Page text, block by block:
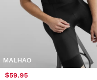
MALHAO
$59.95